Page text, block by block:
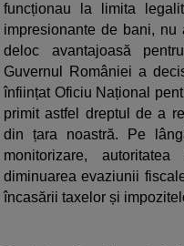
funcționau la limita
impresionante de bani,
deloc avantajoasă
Guvernul României a
înființat Oficiu Național
primit astfel dreptul de a
din țara noastră. Pe
monitorizare,
diminuarea evaziunii
încasării taxelor și